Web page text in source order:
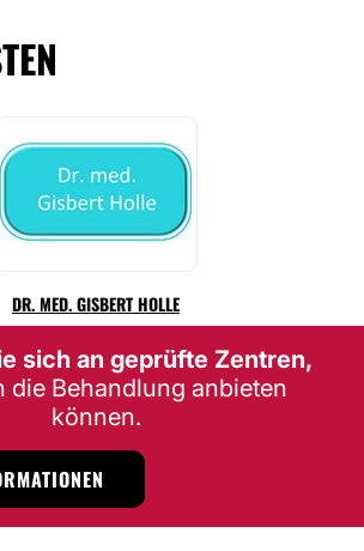
DR. MED. GISBERT HOLLE
sich an geprüfte Zentren,
die Behandlung anbieten
können.